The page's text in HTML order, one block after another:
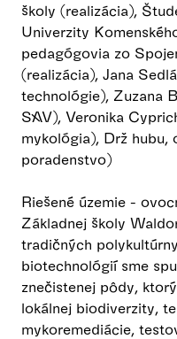
školy (realizácia),
Univerzity
pedagógovia zo
(realizácia), Jana
technológie), Zuzana
SAV), Veronika
mykológia), Drž hubu,
poradenstvo)
Riešené územie -
Základnej školy
tradičných
biotechnológií sme
znečistenej pôdy,
lokálnej biodiverzity,
mykoremediácie,